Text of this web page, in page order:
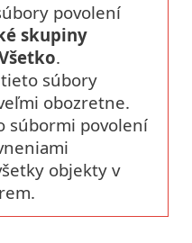
povolení
skupiny
.
súbory
obozretne.
súbormi povolení
objekty v